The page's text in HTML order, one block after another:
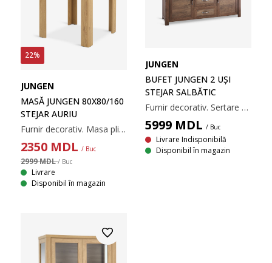
22%
JUNGEN
MASĂ JUNGEN 80X80/160
STEJAR AURIU
Furnir decorativ. Masa pliabilă își dublează ușor dimensiunea. Dimensiuni: 80x80/160x76 cm.
2350 MDL / Buc
2999 MDL/ Buc
Livrare
Disponibil în magazin
JUNGEN
BUFET JUNGEN 2 UȘI
STEJAR SALBĂTIC
Furnir decorativ. Sertare cu șine. 165x85x44 cm
5999 MDL / Buc
Livrare Indisponibilă
Disponibil în magazin